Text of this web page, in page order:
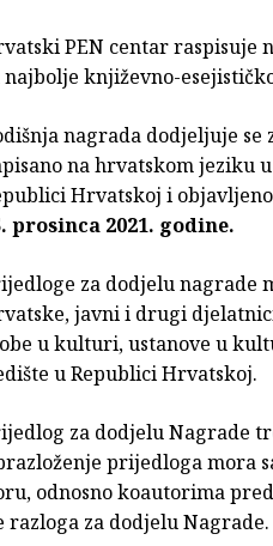
PEN centar raspisuje
najbolje književno-
nagrada dodjeljuje
na hrvatskom
Hrvatskoj i
prosinca 2021. godine.
za dodjelu nagrade
javni i drugi
u kulturi, ustanove u
u Republici Hrvatskoj.
za dodjelu Nagrade
prijedloga mora
odnosno koautorima
razloga za dodjelu Nagrade.